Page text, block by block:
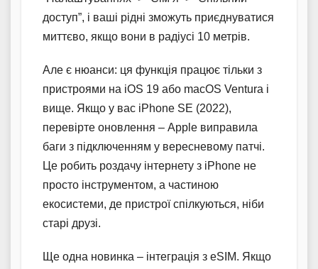
доступ”, і ваші рідні зможуть приєднуватися
миттєво, якщо вони в радіусі 10 метрів.
Але є нюанси: ця функція працює тільки з
пристроями на iOS 19 або macOS Ventura і
вище. Якщо у вас iPhone SE (2022),
перевірте оновлення – Apple виправила
баги з підключенням у вересневому патчі.
Це робить роздачу інтернету з iPhone не
просто інструментом, а частиною
екосистеми, де пристрої спілкуються, ніби
старі друзі.
Ще одна новинка – інтеграція з eSIM. Якщо